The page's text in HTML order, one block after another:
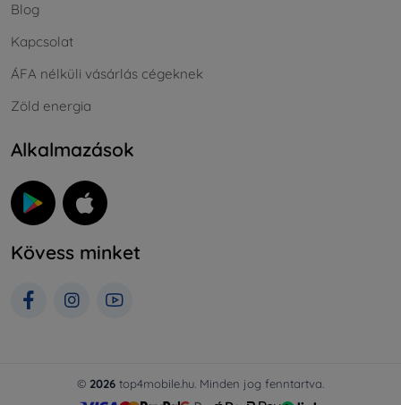
Blog
Kapcsolat
ÁFA nélküli vásárlás cégeknek
Zöld energia
Alkalmazások
Kövess minket
© 2026 top4mobile.hu. Minden jog fenntartva.